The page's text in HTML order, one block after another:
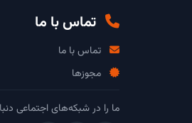
تماس با ما
تماس با ما
مجوزها
ما را در شبکه‌های اجتماعی